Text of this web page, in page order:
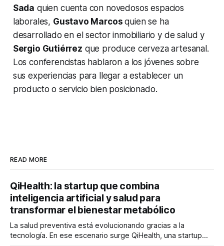
Sada quien cuenta con novedosos espacios
laborales, Gustavo Marcosquien se ha
desarrollado en el sector inmobiliario y de salud y
Sergio Gutiérrez que produce cerveza artesanal.
Los conferencistas hablaron a los jóvenes sobre
sus experiencias para llegar a establecer un
producto o servicio bien posicionado.
READ MORE
QiHealth: la startup que combina
inteligencia artificial y salud para
transformar el bienestar metabólico
La salud preventiva está evolucionando gracias a la
tecnología. En ese escenario surge QiHealth, una startup